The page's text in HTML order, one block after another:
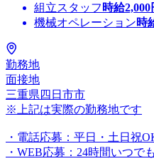
組立スタッフ 時給2,000
機械オペレーション時
勤務地
面接地
三重県四日市市
※上記は実際の勤務地です
・電話応募：平日・土日祝
・WEB応募：24時間いつで